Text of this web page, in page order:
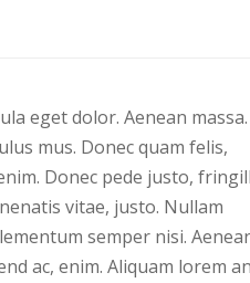
eget dolor. Aenean massa.
mus. Donec quam felis,
Donec pede justo,
vitae, justo. Nullam
semper nisi.
ac, enim. Aliquam lorem